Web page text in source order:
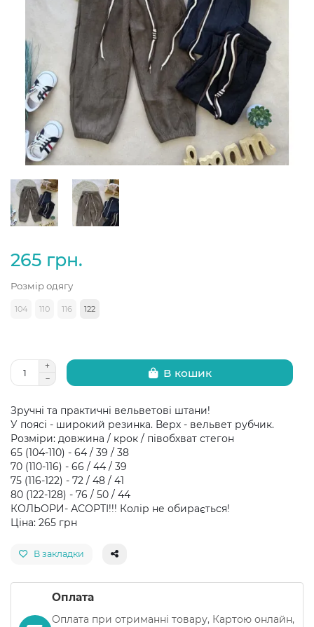
265 грн.
Розмір одягу
104 110 116 122
В кошик
Зручні та практичні вельветові штани!
У поясі - широкий резинка. Верх - вельвет рубчик.
Розміри: довжина / крок / півобхват стегон
65 (104-110) - 64 / 39 / 38
70 (110-116) - 66 / 44 / 39
75 (116-122) - 72 / 48 / 41
80 (122-128) - 76 / 50 / 44
КОЛЬОРИ- АСОРТІ!!! Колір не обирається!
Ціна: 265 грн
В закладки
Оплата
Оплата при отриманні товару, Картою онлайн,